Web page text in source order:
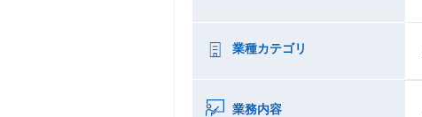
業種カテゴリ
業務内容